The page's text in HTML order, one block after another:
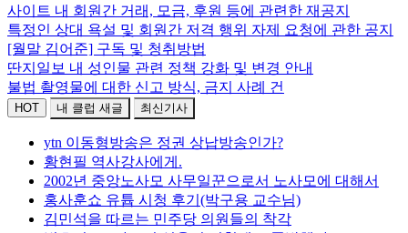
사이트 내 회원간 거래, 모금, 후원 등에 관련한 재공지
특정인 상대 욕설 및 회원간 저격 행위 자제 요청에 관한 공지
[월말 김어준] 구독 및 청취방법
딴지일보 내 성인물 관련 정책 강화 및 변경 안내
불법 촬영물에 대한 신고 방식, 금지 사례 건
HOT 내 클럽 새글 최신기사
ytn 이동형방송은 정권 상납방송인가?
황현필 역사강사에게.
2002년 중앙노사모 사무일꾼으로서 노사모에 대해서
홍사훈쇼 유튭 시청 후기(박구용 교수님)
김민석을 따르는 민주당 의원들의 착각